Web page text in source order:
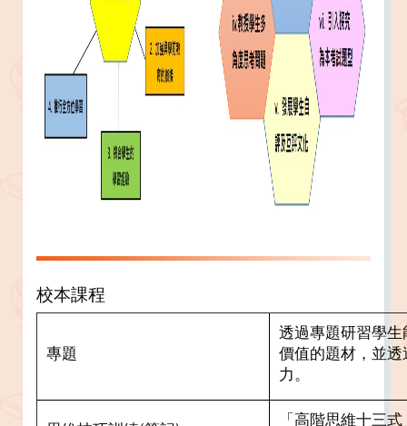
校本課程
專題
透過專題研習學
價值的題材，並
力。
「高階思維十三